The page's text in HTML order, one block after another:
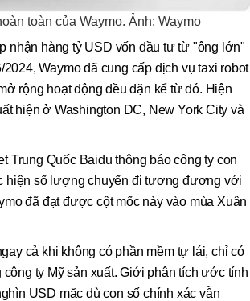
toàn của Waymo. Ảnh: Waymo
nhận hàng tỷ USD vốn đầu tư từ "ông lớn"
Waymo đã cung cấp dịch vụ taxi robot
rộng hoạt động đều đặn kể từ đó. Hiện
hiện ở Washington DC, New York City và
Trung Quốc Baidu thông báo công ty con
hiện số lượng chuyến đi tương đương với
đã đạt được cột mốc này vào mùa Xuân
cả khi không có phần mềm tự lái, chỉ có
ty Mỹ sản xuất. Giới phân tích ước tính
USD mặc dù con số chính xác vẫn